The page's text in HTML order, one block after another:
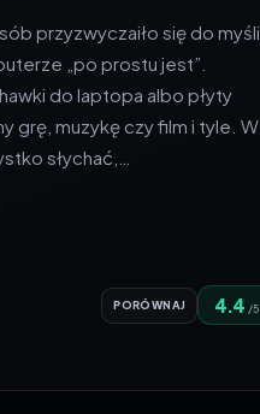
przyzwyczaiło się do myśli,
„po prostu jest”.
do laptopa albo płyty
grę, muzykę czy film i tyle. W
słychać,…
PORÓWNAJ 4.4 /5